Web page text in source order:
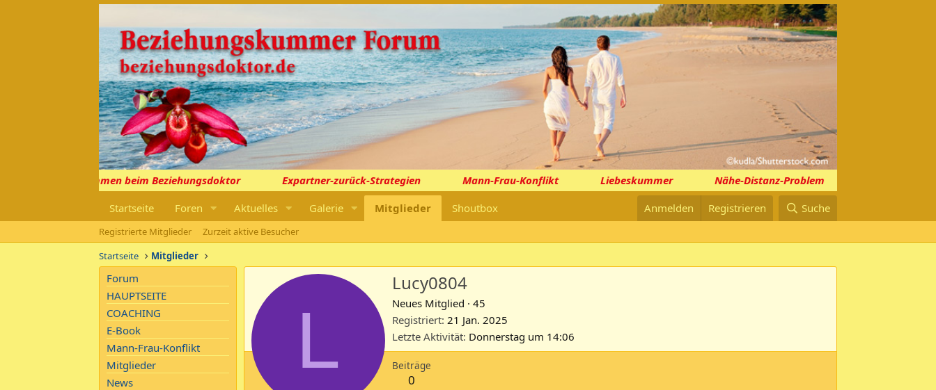
Willkommen beim Beziehungsdoktor Expartner-zurück-Strategien Mann-Frau-Konflikt Liebeskummer Nähe-Distanz-Problem
Startseite
Foren Aktuelles Galerie Mitglieder Shoutbox Anmelden Registrieren Suche
Registrierte Mitglieder
Zurzeit aktive Besucher
Startseite
Mitglieder
L
Lucy0804
Neues Mitglied · 45
Registriert 21 Jan. 2025
Letzte Aktivität Donnerstag um 14:06
Beiträge
0
Forum
HAUPTSEITE
COACHING
E-Book
Mann-Frau-Konflikt
Mitglieder
News